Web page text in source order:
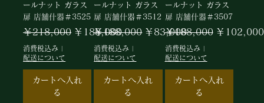
ールナット ガラス
扉 店舗什器＃3525
通常価格
￥218,000 セール価格
￥188,000
消費税込み |
配送について
カートへ入れ
る
ールナット ガラス
扉 店舗什器＃3512
通常価格
￥188,000 セール価格
￥83,000
消費税込み |
配送について
カートへ入れ
る
ールナット ガラス
扉 店舗什器＃3507
通常価格
￥188,000 セール価格
￥102,000
消費税込み|
配送について
カートへ入れ
る